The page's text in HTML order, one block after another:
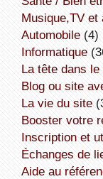
Musique,TV
Automobile(4)
informatique
la tête dans le
Blog ou site
la vie du site
booster votre
inscription et
échanges de
aide au